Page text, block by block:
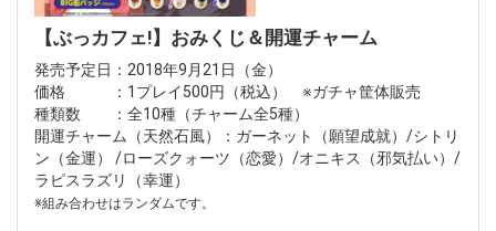
【ぶっカフェ!】おみくじ＆開運チャーム
発売予定日：2018年9月21日（金）
価格 ：1プレイ500円（税込） ※ガチャ筐体販売
種類数 ：全10種（チャーム全5種）
開運チャーム（天然石風）：ガーネット（願望成就）/シトリ
ン（金運） /ローズクォーツ（恋愛）/オニキス（邪気払い）/
ラピスラズリ（幸運）
※組み合わせはランダムです。